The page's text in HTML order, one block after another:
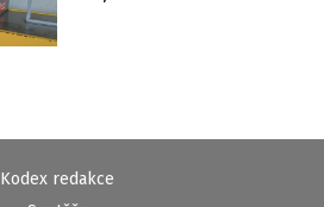
Kodex redakce